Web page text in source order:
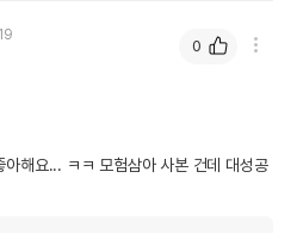
해요... ㅋㅋ 모험삼아 사본 건데 대성공
0